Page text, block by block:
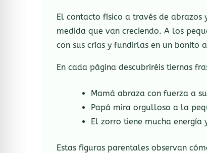
El contacto físico a través de abrazos
medida que van creciendo. A los
con sus crías y fundirlas en un bonito
En cada página descubriréis tiernas
Mamá abraza con fuerza a
Papá mira orgulloso a la
El zorro tiene mucha
Estas figuras parentales observan